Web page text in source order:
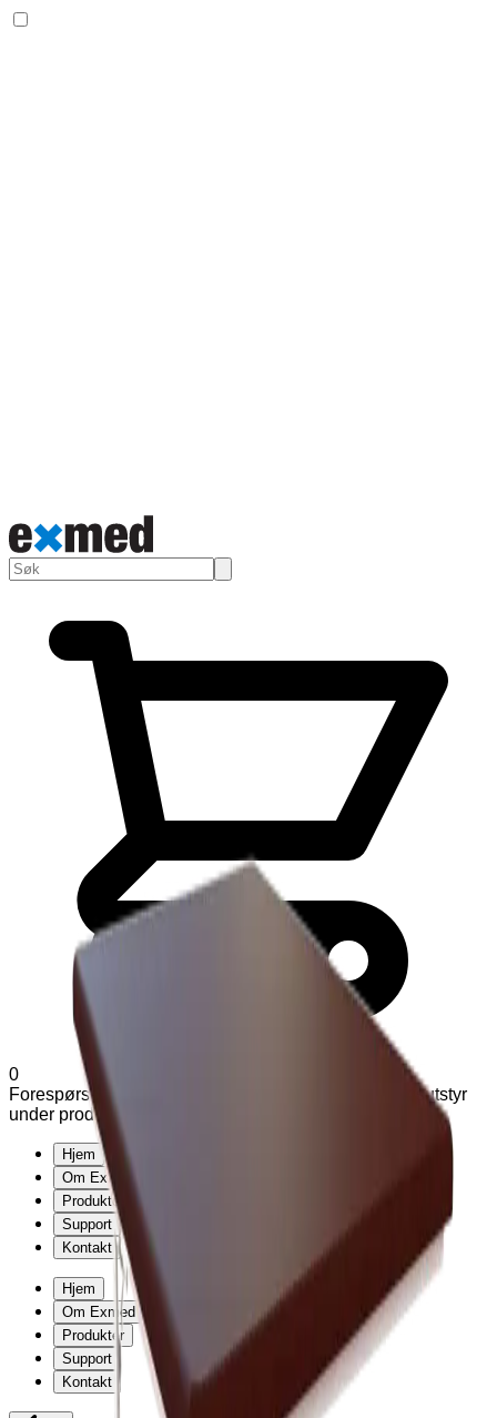
0
Forespørsel (
Legg til varianter og tilleggsutstyr
under produkter
Hjem
Om Exmed
Produkter
Support
Kontakt
Hjem
Om Exmed
Produkter
Support
Kontakt